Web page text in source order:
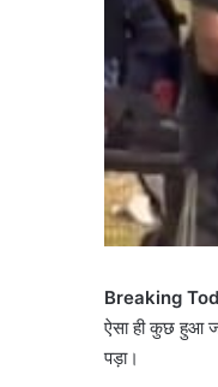
Breaking
ऐसा ही कुछ हुआ
पड़ा।